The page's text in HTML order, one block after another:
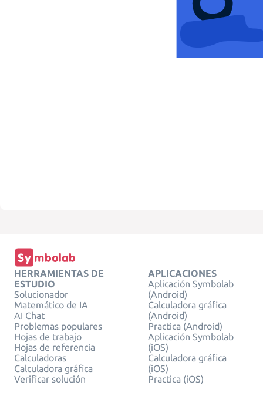
HERRAMIENTAS DE
ESTUDIO
Solucionador
Matemático de IA
AI Chat
Problemas populares
Hojas de trabajo
Hojas de referencia
Calculadoras
Calculadora gráfica
Verificar solución
APLICACIONES
Aplicación Symbolab
(Android)
Calculadora gráfica
(Android)
Practica (Android)
Aplicación Symbolab
(iOS)
Calculadora gráfica
(iOS)
Practica (iOS)